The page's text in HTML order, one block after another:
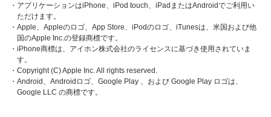
・アプリケーションはiPhone、iPod touch、iPadまたはAndroidでご利用い
ただけます。
・Apple、Appleのロゴ、App Store、iPodのロゴ、iTunesは、米国および他
国のApple Inc.の登録商標です。
・iPhone商標は、アイホン株式会社のライセンスに基づき使用されていま
す。
・Copyright (C) Apple Inc. All rights reserved.
・Android、Androidロゴ、Google Play 、および Google Play ロゴは、
Google LLC の商標です。